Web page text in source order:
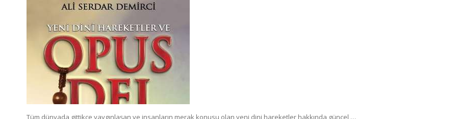
Tüm dünyada gittikçe yaygınlaşan ve insanların merak konusu olan yeni dini hareketler hakkında güncel …